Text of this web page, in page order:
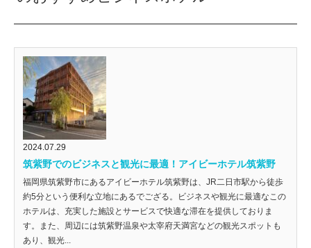
2024.07.29
筑紫野でのビジネスと観光に最適！アイビーホテル筑紫野
福岡県筑紫野市にあるアイビーホテル筑紫野は、JR二日市駅から徒歩
約5分という便利な立地にあるでござる。ビジネスや観光に最適なこの
ホテルは、充実した施設とサービスで快適な滞在を提供しておりま
す。また、周辺には筑紫野温泉や太宰府天満宮などの観光スポットも
あり、観光...